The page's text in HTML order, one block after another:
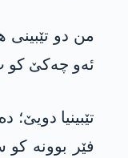
من دو تێبینی
ئەو چەکێ کو ب
تێبینیا
فێر بوونە